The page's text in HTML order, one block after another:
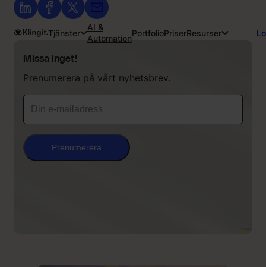
Tjänster
AI &
Automation
PortfolioPriserResurser
Missa inget!
Prenumerera på vårt nyhetsbrev.
Prenumerera